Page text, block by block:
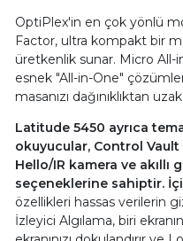
OptiPlex'in en çok yönlü
Factor, ultra kompakt bir
üretkenlik sunar. Micro
esnek "All-in-One"
masanızı dağınıklıktan
Latitude 5450 ayrıca
okuyucular, Control
Hello/IR kamera ve
seçeneklerine sahiptir.
özellikleri hassas verilerin
İzleyici Algılama, biri